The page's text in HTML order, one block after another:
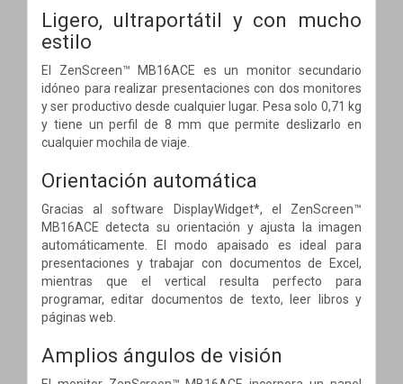
Ligero, ultraportátil y con mucho
estilo
El ZenScreen™ MB16ACE es un monitor secundario
idóneo para realizar presentaciones con dos monitores
y ser productivo desde cualquier lugar. Pesa solo 0,71 kg
y tiene un perfil de 8 mm que permite deslizarlo en
cualquier mochila de viaje.
Orientación automática
Gracias al software DisplayWidget*, el ZenScreen™
MB16ACE detecta su orientación y ajusta la imagen
automáticamente. El modo apaisado es ideal para
presentaciones y trabajar con documentos de Excel,
mientras que el vertical resulta perfecto para
programar, editar documentos de texto, leer libros y
páginas web.
Amplios ángulos de visión